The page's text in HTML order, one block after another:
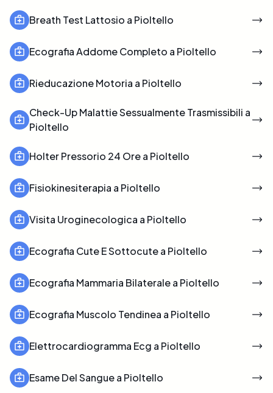
Breath Test Lattosio a Pioltello
Ecografia Addome Completo a Pioltello
Rieducazione Motoria a Pioltello
Check-Up Malattie Sessualmente Trasmissibili a
Pioltello
Holter Pressorio 24 Ore a Pioltello
Fisiokinesiterapia a Pioltello
Visita Uroginecologica a Pioltello
Ecografia Cute E Sottocute a Pioltello
Ecografia Mammaria Bilaterale a Pioltello
Ecografia Muscolo Tendinea a Pioltello
Elettrocardiogramma Ecg a Pioltello
Esame Del Sangue a Pioltello